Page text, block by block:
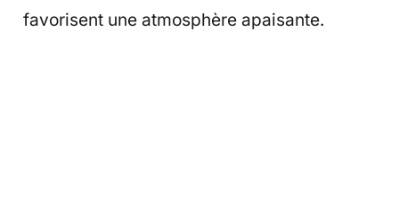
favorisent une atmosphère apaisante.